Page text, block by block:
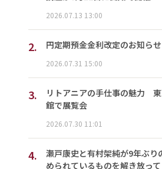
2026.07.13 13:00
2. 円定期預金金利改定のお知らせ
2026.07.31 15:00
3.
リトアニアの手仕事の魅力
館で展覧会
2026.07.30 11:01
4.
瀬戸康史と有村架純が9年ぶり
められているものを解き放っ